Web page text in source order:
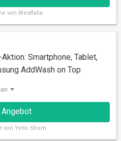
von Westfalia
Smartphone, Tablet,
AddWash on Top
Angebot
von Yello Strom